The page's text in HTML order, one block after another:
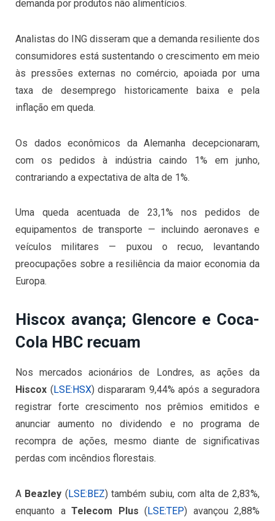
demanda por produtos não alimentícios.
Analistas do ING disseram que a demanda resiliente dos
consumidores está sustentando o crescimento em meio
às pressões externas no comércio, apoiada por uma
taxa de desemprego historicamente baixa e pela
inflação em queda.
Os dados econômicos da Alemanha decepcionaram,
com os pedidos à indústria caindo 1% em junho,
contrariando a expectativa de alta de 1%.
Uma queda acentuada de 23,1% nos pedidos de
equipamentos de transporte — incluindo aeronaves e
veículos militares — puxou o recuo, levantando
preocupações sobre a resiliência da maior economia da
Europa.
Hiscox avança; Glencore e Coca-
Cola HBC recuam
Nos mercados acionários de Londres, as ações da
Hiscox (LSE:HSX) dispararam 9,44% após a seguradora
registrar forte crescimento nos prêmios emitidos e
anunciar aumento no dividendo e no programa de
recompra de ações, mesmo diante de significativas
perdas com incêndios florestais.
A Beazley (LSE:BEZ) também subiu, com alta de 2,83%,
enquanto a Telecom Plus (LSE:TEP) avançou 2,88%